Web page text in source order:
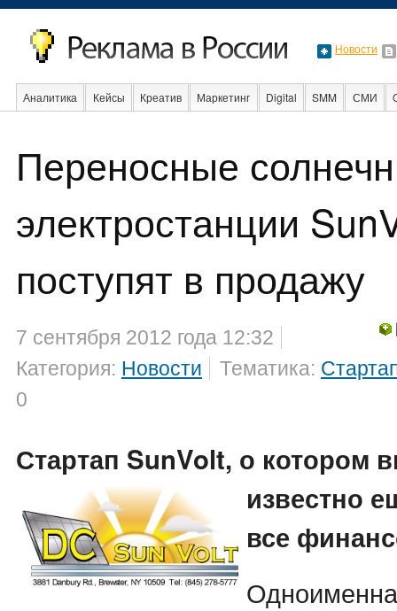
Новости
Аналитика Кейсы Креатив Маркетинг Digital SMM СМИ
Переносные
электростанции
поступят в продажу
7 сентября 2012 года 12:32
Категория: Новости Тематика:
0
Стартап SunVolt, о котором
известно
все